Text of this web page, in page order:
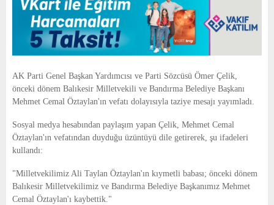
E
N
U
AK Parti Genel Başkan Yardımcısı ve Parti Sözcüsü Ömer Çelik,
önceki dönem Balıkesir Milletvekili ve Bandırma Belediye Başkanı
Mehmet Cemal Öztaylan'ın vefatı dolayısıyla taziye mesajı yayımladı.
Sosyal medya hesabından paylaşım yapan Çelik, Mehmet Cemal
Öztaylan'ın vefatından duyduğu üzüntüyü dile getirerek, şu ifadeleri
kullandı:
"Milletvekilimiz Ali Taylan Öztaylan'ın kıymetli babası; önceki dönem
Balıkesir Milletvekilimiz ve Bandırma Belediye Başkanımız Mehmet
Cemal Öztaylan'ı kaybettik."